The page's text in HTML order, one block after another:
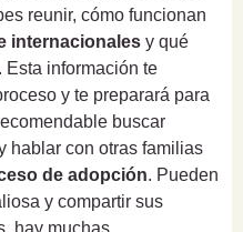
reunir, cómo funcionan
internacionales y qué
Esta información te
y te preparará para
buscar
hablar con otras familias
de adopción. Pueden
y compartir sus